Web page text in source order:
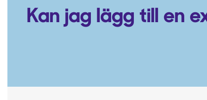
Kan jag lägg till en